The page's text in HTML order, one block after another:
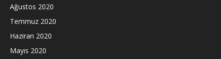
Ağustos 2020
Temmuz 2020
Haziran 2020
Mayıs 2020